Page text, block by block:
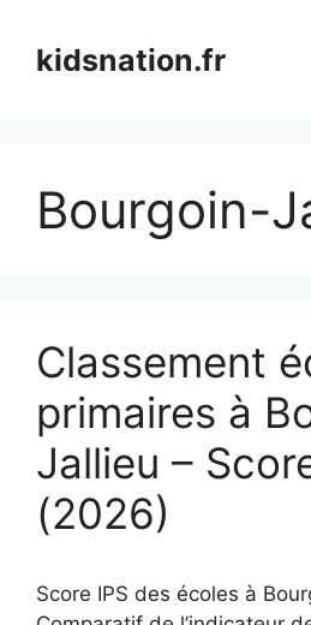
contenukidsnation.fr
Bourgoin-
Classement
primaires à
Jallieu –
(2026)
Score IPS des écoles à